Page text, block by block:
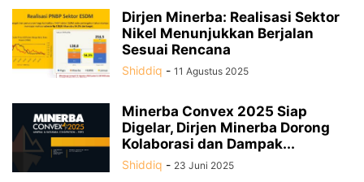
Dirjen Minerba: Realisasi Sektor
Nikel Menunjukkan Berjalan
Sesuai Rencana
Shiddiq - 11 Agustus 2025
Minerba Convex 2025 Siap
Digelar, Dirjen Minerba Dorong
Kolaborasi dan Dampak...
Shiddiq - 23 Juni 2025